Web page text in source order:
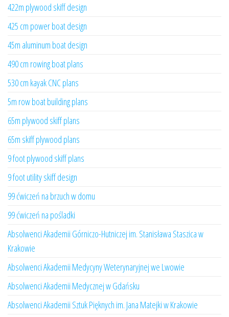
422m plywood skiff design
425 cm power boat design
45m aluminum boat design
490 cm rowing boat plans
530 cm kayak CNC plans
5m row boat building plans
65m plywood skiff plans
65m skiff plywood plans
9 foot plywood skiff plans
9 foot utility skiff design
99 ćwiczeń na brzuch w domu
99 ćwiczeń na pośladki
Absolwenci Akademii Górniczo-Hutniczej im. Stanisława Staszica w
Krakowie
Absolwenci Akademii Medycyny Weterynaryjnej we Lwowie
Absolwenci Akademii Medycznej w Gdańsku
Absolwenci Akademii Sztuk Pięknych im. Jana Matejki w Krakowie